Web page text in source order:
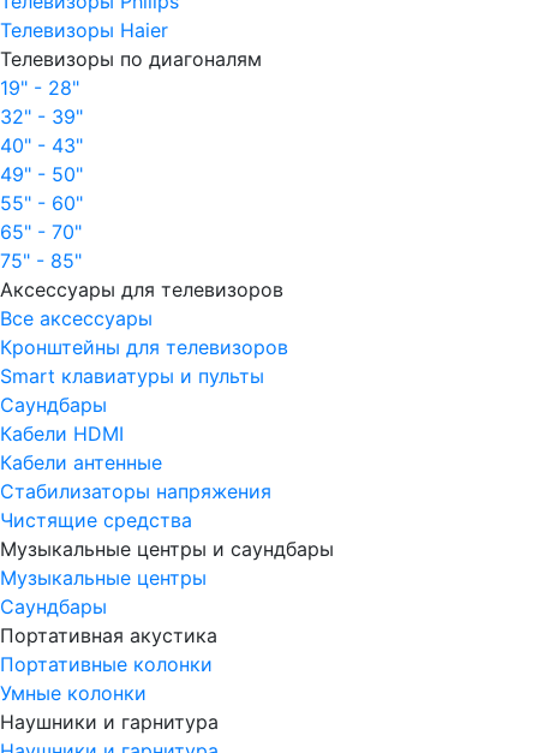
Телевизоры Haier
Телевизоры по диагоналям
19" - 28"
32" - 39"
40" - 43"
49" - 50"
55" - 60"
65" - 70"
75" - 85"
Аксессуары для телевизоров
Все аксессуары
Кронштейны для телевизоров
Smart клавиатуры и пульты
Саундбары
Кабели HDMI
Кабели антенные
Стабилизаторы напряжения
Чистящие средства
Музыкальные центры и саундбары
Музыкальные центры
Саундбары
Портативная акустика
Портативные колонки
Умные колонки
Наушники и гарнитура